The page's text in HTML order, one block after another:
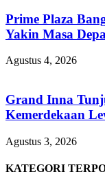
Prime Plaza
Yakin Masa
Agustus 4, 2026
Grand Inna
Kemerdekaan
Agustus 3, 2026
KATEGORI